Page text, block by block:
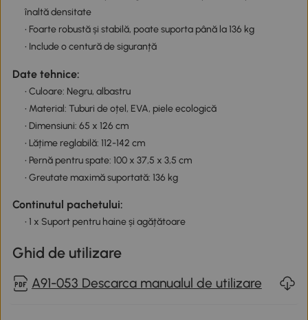
înaltă densitate
• Foarte robustă și stabilă, poate suporta până la 136 kg
• Include o centură de siguranță
Date tehnice:
• Culoare: Negru, albastru
• Material: Tuburi de oțel, EVA, piele ecologică
• Dimensiuni: 65 x 126 cm
• Lățime reglabilă: 112-142 cm
• Pernă pentru spate: 100 x 37,5 x 3,5 cm
• Greutate maximă suportată: 136 kg
Continutul pachetului:
• 1 x Suport pentru haine și agățătoare
Ghid de utilizare
A91-053 Descarca manualul de utilizare